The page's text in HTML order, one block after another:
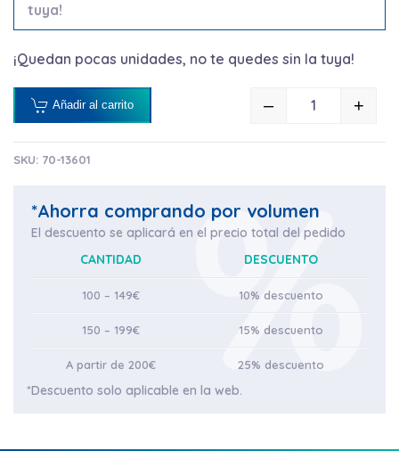
tuya!
¡Quedan pocas unidades, no te quedes sin la tuya!
GUANTE
– +
Añadir al carrito
SKU: 70-13601
*Ahorra comprando por volumen
El descuento se aplicará en el precio total del pedido
CANTIDAD
DESCUENTO
100 – 149€ 10% descuento
150 – 199€ 15% descuento
A partir de 200€ 25% descuento
*Descuento solo aplicable en la web.